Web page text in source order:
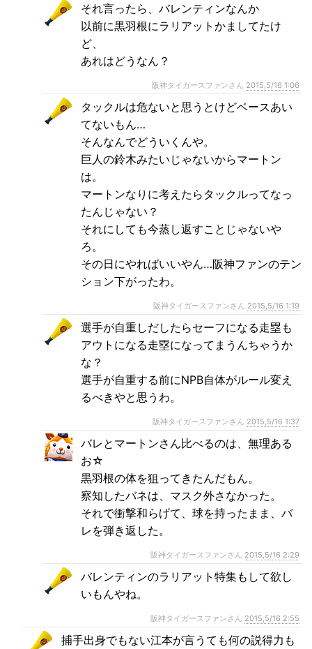
それ言ったら、バレンティンなんか
以前に黒羽根にラリアットかましてたけ
ど、
あれはどうなん？
阪神タイガースファンさん 2015,5/16 1:06
タックルは危ないと思うとけどベースあい
てないもん…
そんなんでどういくんや。
巨人の鈴木みたいじゃないからマートン
は。
マートンなりに考えたらタックルってなっ
たんじゃない？
それにしても今蒸し返すことじゃないや
ろ。
その日にやればいいやん…阪神ファンのテン
ション下がったわ。
阪神タイガースファンさん 2015,5/16 1:19
選手が自重しだしたらセーフになる走塁も
アウトになる走塁になってまうんちゃうか
な？
選手が自重する前にNPB自体がルール変え
るべきやと思うわ。
阪神タイガースファンさん 2015,5/16 1:37
バレとマートンさん比べるのは、無理ある
お☆
黒羽根の体を狙ってきたんだもん。
察知したバネは、マスク外さなかった。
それで衝撃和らげて、球を持ったまま、バ
レを弾き返した。
阪神タイガースファンさん 2015,5/16 2:29
バレンティンのラリアット特集もして欲し
いもんやね。
阪神タイガースファンさん 2015,5/16 2:55
捕手出身でもない江本が言うても何の説得力も